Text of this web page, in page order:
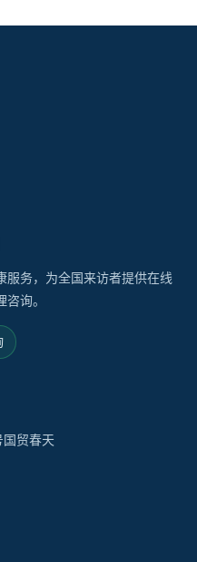
服务，为全国来访者提供在线
询。
贸春天